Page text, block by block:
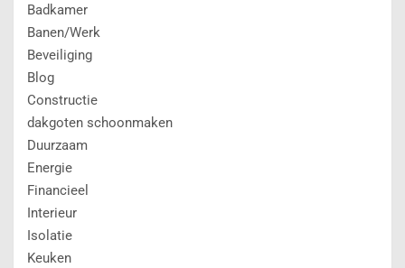
Badkamer
Banen/Werk
Beveiliging
Blog
Constructie
dakgoten schoonmaken
Duurzaam
Energie
Financieel
Interieur
Isolatie
Keuken